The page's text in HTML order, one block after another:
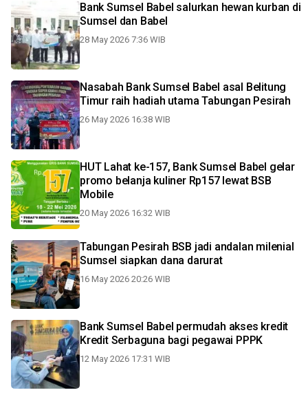
Bank Sumsel Babel salurkan hewan kurban di
Sumsel dan Babel
28 May 2026 7:36 WIB
Nasabah Bank Sumsel Babel asal Belitung
Timur raih hadiah utama Tabungan Pesirah
26 May 2026 16:38 WIB
HUT Lahat ke-157, Bank Sumsel Babel gelar
promo belanja kuliner Rp157 lewat BSB
Mobile
20 May 2026 16:32 WIB
Tabungan Pesirah BSB jadi andalan milenial
Sumsel siapkan dana darurat
16 May 2026 20:26 WIB
Bank Sumsel Babel permudah akses kredit
Kredit Serbaguna bagi pegawai PPPK
12 May 2026 17:31 WIB